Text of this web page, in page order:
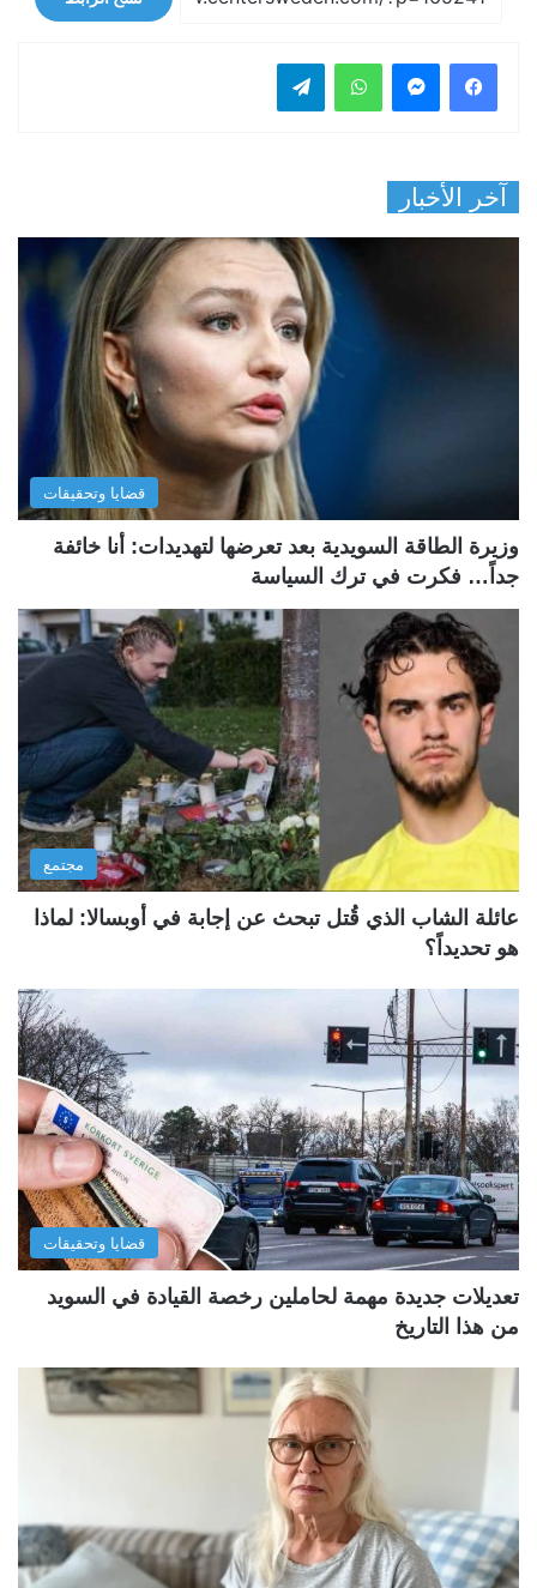
فيسبوك واتساب
آخر الأخبار
قضايا وتحقيقات
وزيرة الطاقة السويدية بعد تعرضها لتهديدات: أنا خائفة
جداً… فكرت في ترك السياسة
مجتمع
عائلة الشاب الذي قُتل تبحث عن إجابة في أوبسالا: لماذا
هو تحديداً؟
قضايا وتحقيقات
تعديلات جديدة مهمة لحاملين رخصة القيادة في السويد
من هذا التاريخ